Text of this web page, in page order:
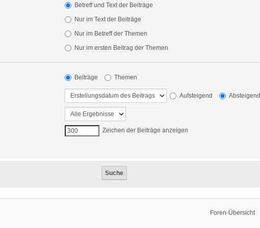
Betreff und Text der Beiträge
Nur im Text der Beiträge
Nur im Betreff der Themen
Nur im ersten Beitrag der Themen
Beiträge Themen
Aufsteigend Absteigend
Zeichen der Beiträge anzeigen
Foren-Übersicht